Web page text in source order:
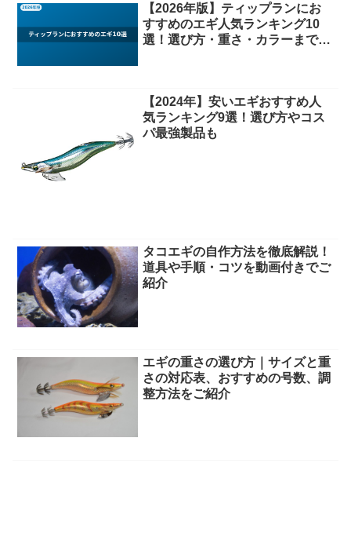
【2026年版】ティップランにお
すすめのエギ人気ランキング10
選！選び方・重さ・カラーまで徹
【2024年】安いエギおすすめ人
気ランキング9選！選び方やコス
パ最強製品も
タコエギの自作方法を徹底解説！
道具や手順・コツを動画付きでご
紹介
エギの重さの選び方｜サイズと重
さの対応表、おすすめの号数、調
整方法をご紹介